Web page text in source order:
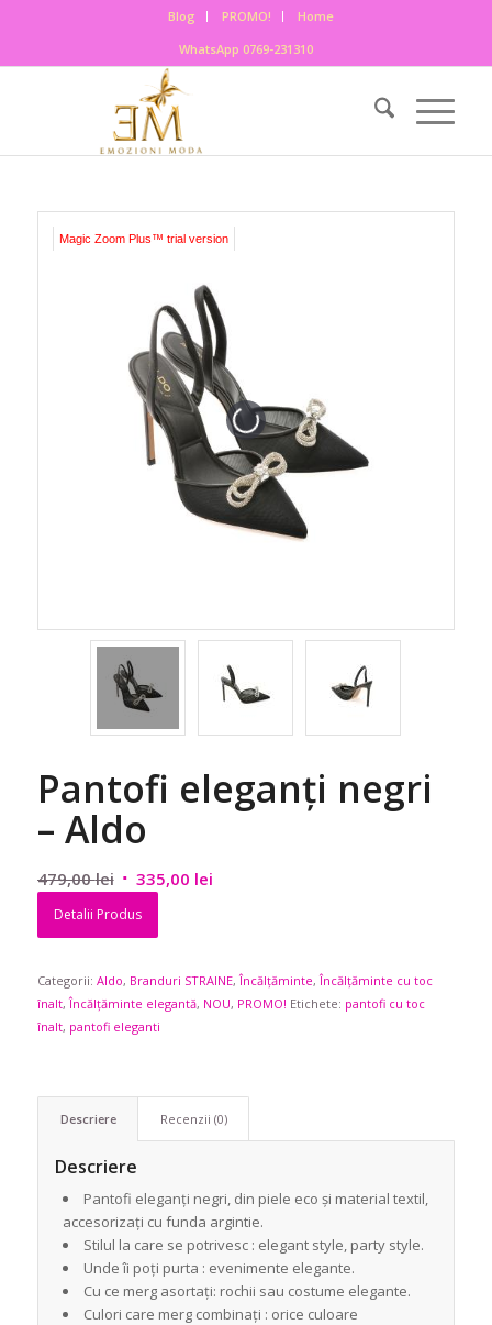
Blog PROMO!
Home
WhatsApp 0769-231310
Magic Zoom Plus™ trial version
Pantofi eleganți negri
– Aldo
479,00lei Prețul
inițial
479,00 lei.
335,00 leiPrețul
Detalii Produs
Categorii: Aldo, Branduri STRAINE,Încălțăminte,Încălțăminte cu toc
înalt,Încălțăminte elegantă, NOU, PROMO! Etichete: pantofi cu toc
înalt, pantofi eleganti
Descriere Recenzii (0)
Descriere
Pantofi eleganți negri, din piele eco și material textil,
accesorizați cu funda argintie.
Stilul la care se potrivesc : elegant style, party style.
Unde îi poți purta : evenimente elegante.
Cu ce merg asortați: rochii sau costume elegante.
Culori care merg combinați : orice culoare